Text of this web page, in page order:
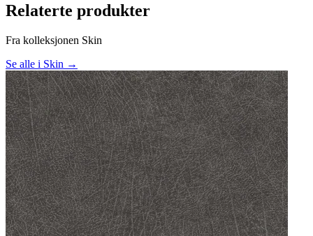
Relaterte produkter
Fra kolleksjonen Skin
Se alle i Skin →